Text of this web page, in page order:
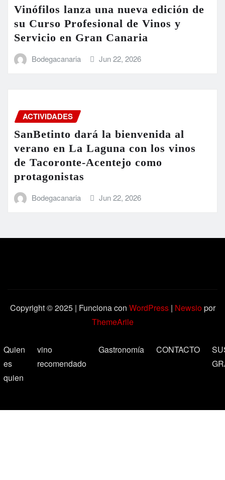
Vinófilos lanza una nueva edición de
su Curso Profesional de Vinos y
Servicio en Gran Canaria
Bodegacanaria Jun 22, 2026
ACTIVIDADES
SanBetinto dará la bienvenida al
verano en La Laguna con los vinos
de Tacoronte-Acentejo como
protagonistas
Bodegacanaria Jun 22, 2026
Copyright © 2025 | Funciona con WordPress | Newsiopor
ThemeArile
Quien
es
quien
vino
recomendado
Gastronomía CONTACTO